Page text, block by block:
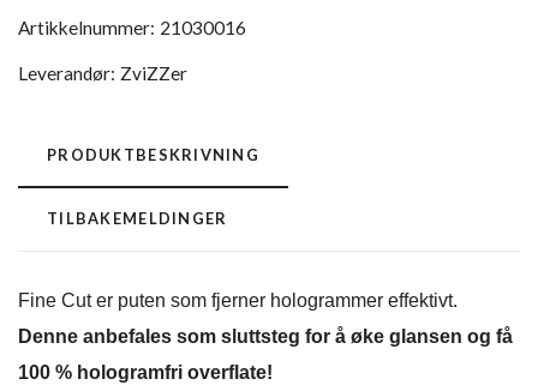
Artikkelnummer: 21030016
Leverandør: ZviZZer
PRODUKTBESKRIVNING
TILBAKEMELDINGER
Fine Cut er puten som fjerner hologrammer effektivt.
Denne anbefales som sluttsteg for å øke glansen og få
100 % hologramfri overflate!